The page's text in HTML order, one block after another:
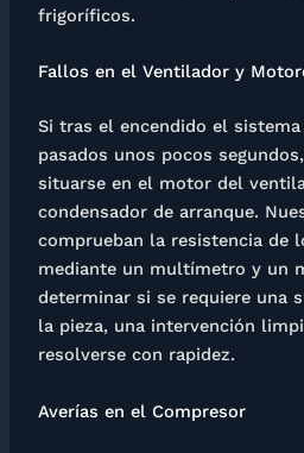
frigoríficos.
Fallos en el Ventilador y
Si tras el encendido el
pasados unos pocos
situarse en el motor del
condensador de arranque.
comprueban la resistencia de
mediante un multímetro y un
determinar si se requiere una
la pieza, una intervención
resolverse con rapidez.
Averías en el Compresor